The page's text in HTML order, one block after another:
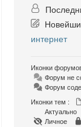
интернет
Иконки
Форум не
Форум
Иконки тем :
Актуально
Личное